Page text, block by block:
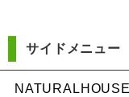
サイドメニュー